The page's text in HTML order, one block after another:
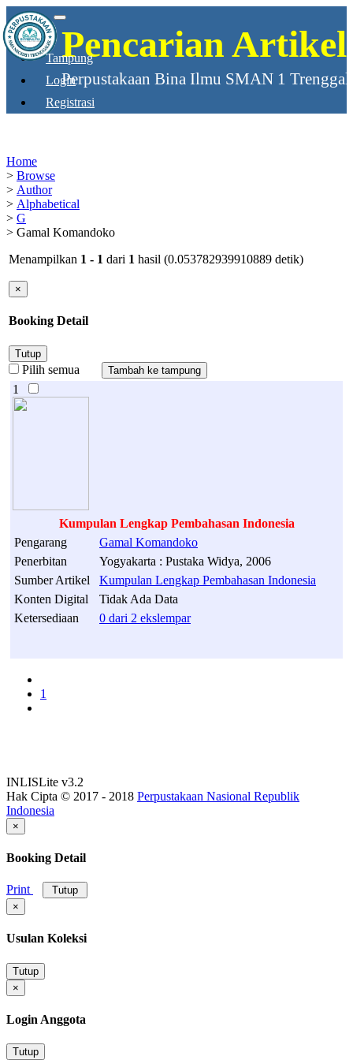
Pencarian Artikel
Perpustakaan Bina Ilmu SMAN 1
Tampung
Login
Registrasi
Home
Browse
Author
Alphabetical
G
Gamal Komandoko
Menampilkan 1 - 1 dari 1 hasil (0.053782939910889 detik)
×
Booking Detail
Tutup
Pilih semua
1
Kumpulan Lengkap Pembahasan Indonesia
Pengarang
Gamal Komandoko
Penerbitan
Yogyakarta : Pustaka Widya, 2006
Sumber Artikel
Kumpulan Lengkap Pembahasan Indonesia
Konten Digital
Tidak Ada Data
Ketersediaan
0 dari 2 ekslempar
1
INLISLite v3.2
Hak Cipta © 2017 - 2018 Perpustakaan Nasional Republik
Indonesia
×
Booking Detail
Print
Tutup
×
Usulan Koleksi
Tutup
×
Login Anggota
Tutup